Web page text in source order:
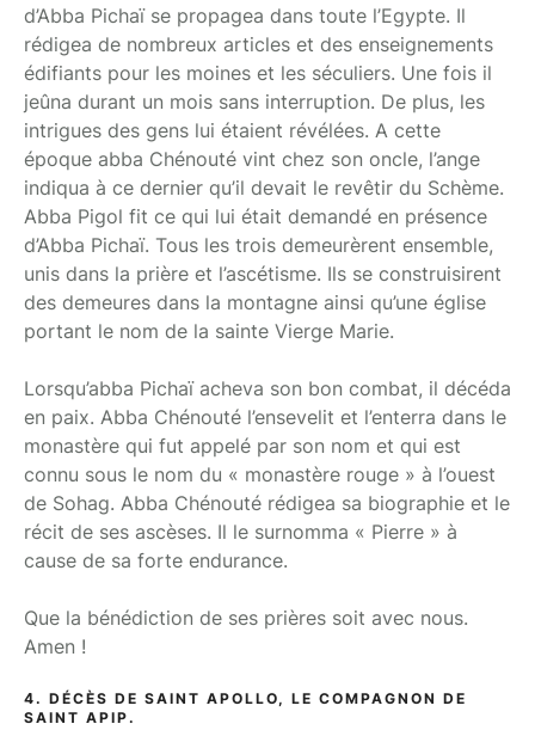
d’Abba Pichaï se propagea dans toute l’Egypte. Il
rédigea de nombreux articles et des enseignements
édifiants pour les moines et les séculiers. Une fois il
jeûna durant un mois sans interruption. De plus, les
intrigues des gens lui étaient révélées. A cette
époque abba Chénouté vint chez son oncle, l’ange
indiqua à ce dernier qu’il devait le revêtir du Schème.
Abba Pigol fit ce qui lui était demandé en présence
d’Abba Pichaï. Tous les trois demeurèrent ensemble,
unis dans la prière et l’ascétisme. Ils se construisirent
des demeures dans la montagne ainsi qu’une église
portant le nom de la sainte Vierge Marie.
Lorsqu’abba Pichaï acheva son bon combat, il décéda
en paix. Abba Chénouté l’ensevelit et l’enterra dans le
monastère qui fut appelé par son nom et qui est
connu sous le nom du « monastère rouge » à l’ouest
de Sohag. Abba Chénouté rédigea sa biographie et le
récit de ses ascèses. Il le surnomma « Pierre » à
cause de sa forte endurance.
Que la bénédiction de ses prières soit avec nous.
Amen !
4. DÉCÈS DE SAINT APOLLO, LE COMPAGNON DE
SAINT APIP.